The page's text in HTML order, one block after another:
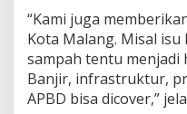
r
a
h
M
a
s
“Kami juga
Kota Malang. Misal
sampah tentu menjadi
Banjir, infrastruktur,
APBD bisa dicover,”